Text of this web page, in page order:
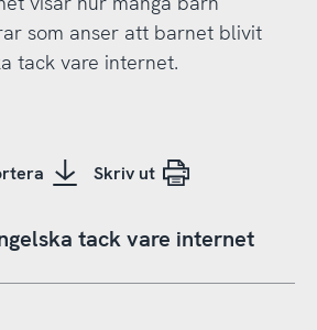
som anser att barnet blivit
tack vare internet.
Skriv ut
tack vare internet